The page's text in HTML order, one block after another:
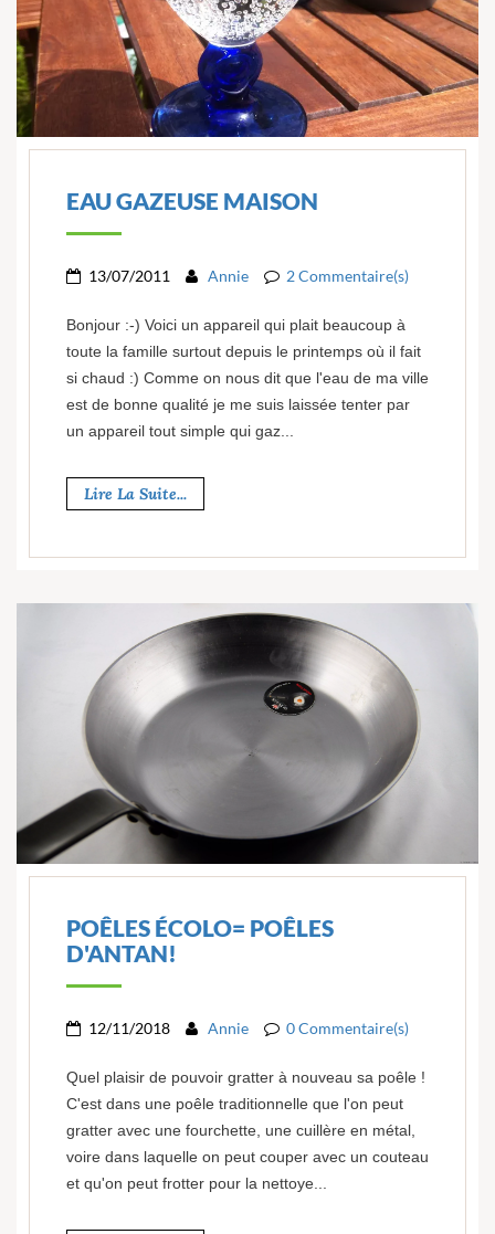
EAU GAZEUSE MAISON
13/07/2011 Annie 2 Commentaire(s)
Bonjour :-) Voici un appareil qui plait beaucoup à
toute la famille surtout depuis le printemps où il fait
si chaud :) Comme on nous dit que l'eau de ma ville
est de bonne qualité je me suis laissée tenter par
un appareil tout simple qui gaz...
Lire La Suite...
POÊLES ÉCOLO= POÊLES
D'ANTAN!
12/11/2018 Annie 0 Commentaire(s)
Quel plaisir de pouvoir gratter à nouveau sa poêle !
C'est dans une poêle traditionnelle que l'on peut
gratter avec une fourchette, une cuillère en métal,
voire dans laquelle on peut couper avec un couteau
et qu'on peut frotter pour la nettoye...